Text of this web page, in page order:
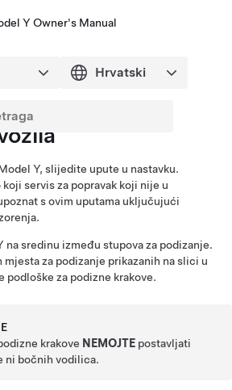
Y Owner's Manual
Y, slijedite upute u nastavku.
servis za popravak koji nije u
s ovim uputama uključujući
na sredinu između stupova za podizanje.
za podizanje prikazanih na slici u
podloške za podizne krakove.
krakove NEMOJTE postavljati
ni bočnih vodilica.